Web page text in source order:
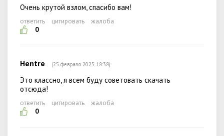
Очень крутой взлом, спасибо вам!
ответить цитировать
жалоба
0
Hentre (25 февраля 2025 18:38)
Это классно, я всем буду советовать скачать
отсюда!
ответить цитировать
жалоба
0